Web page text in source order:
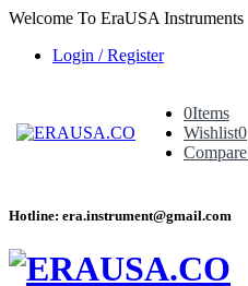
Welcome To EraUSA Instruments
Login / Register
0Items
Wishlist0
Compare
Hotline: era.instrument@gmail.com